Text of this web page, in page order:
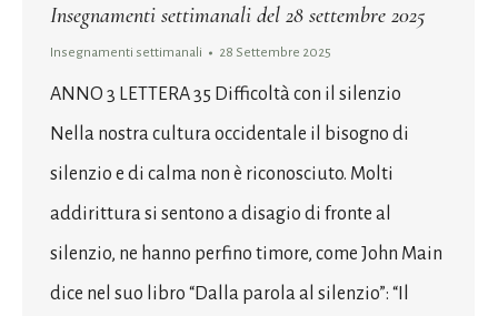
Insegnamenti settimanali del 28 settembre 2025
Insegnamenti settimanali 28 Settembre 2025
ANNO 3 LETTERA 35 Difficoltà con il silenzio
Nella nostra cultura occidentale il bisogno di
silenzio e di calma non è riconosciuto. Molti
addirittura si sentono a disagio di fronte al
silenzio, ne hanno perfino timore, come John Main
dice nel suo libro “Dalla parola al silenzio”: “Il